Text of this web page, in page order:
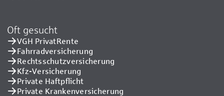
Oft gesucht
VGH PrivatRente
Fahrradversicherung
Rechtsschutzversicherung
Kfz-Versicherung
Private Haftpflicht
Private Kranken­versicherung